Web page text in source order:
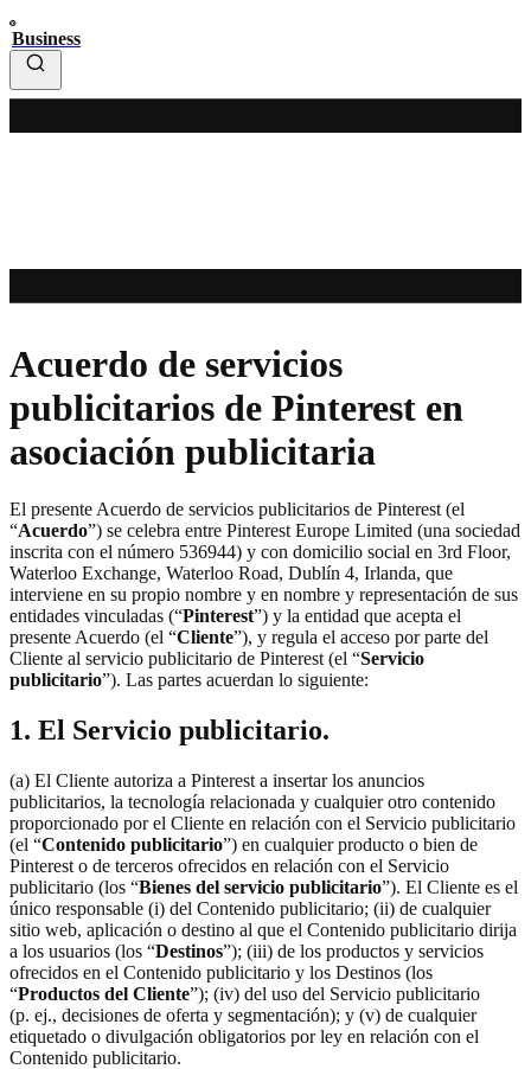
Business
Acuerdo de servicios
publicitarios de Pinterest en
asociación publicitaria
El presente Acuerdo de servicios publicitarios de Pinterest (el
“Acuerdo”) se celebra entre Pinterest Europe Limited (una sociedad
inscrita con el número 536944) y con domicilio social en 3rd Floor,
Waterloo Exchange, Waterloo Road, Dublín 4, Irlanda, que
interviene en su propio nombre y en nombre y representación de sus
entidades vinculadas (“Pinterest”) y la entidad que acepta el
presente Acuerdo (el “Cliente”), y regula el acceso por parte del
Cliente al servicio publicitario de Pinterest (el “Servicio
publicitario”). Las partes acuerdan lo siguiente:
1. El Servicio publicitario.
(a) El Cliente autoriza a Pinterest a insertar los anuncios
publicitarios, la tecnología relacionada y cualquier otro contenido
proporcionado por el Cliente en relación con el Servicio publicitario
(el “Contenido publicitario”) en cualquier producto o bien de
Pinterest o de terceros ofrecidos en relación con el Servicio
publicitario (los “Bienes del servicio publicitario”). El Cliente es el
único responsable (i) del Contenido publicitario; (ii) de cualquier
sitio web, aplicación o destino al que el Contenido publicitario dirija
a los usuarios (los “Destinos”); (iii) de los productos y servicios
ofrecidos en el Contenido publicitario y los Destinos (los
“Productos del Cliente”); (iv) del uso del Servicio publicitario
(p. ej., decisiones de oferta y segmentación); y (v) de cualquier
etiquetado o divulgación obligatorios por ley en relación con el
Contenido publicitario.